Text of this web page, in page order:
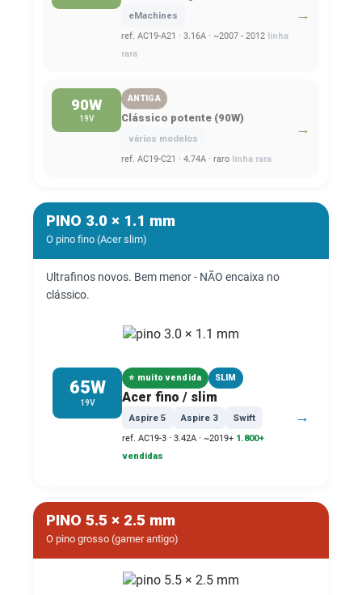
eMachines
ref. AC19-A21 · 3.16A · ~2007 - 2012 linha
rara
→
90W
19V
ANTIGA
Clássico potente (90W)
vários modelos
ref. AC19-C21 · 4.74A · raro linha rara
→
PINO 3.0 × 1.1 mm
O pino fino (Acer slim)
Ultrafinos novos. Bem menor - NÃO encaixa no
clássico.
65W
19V
⭐ muito vendida SLIM
Acer fino / slim
Aspire 5 Aspire 3 Swift
ref. AC19-3 · 3.42A · ~2019+ 1.800+
vendidas
→
PINO 5.5 × 2.5 mm
O pino grosso (gamer antigo)